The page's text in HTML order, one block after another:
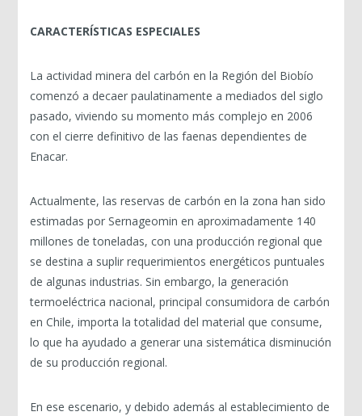
CARACTERÍSTICAS ESPECIALES
La actividad minera del carbón en la Región del Biobío
comenzó a decaer paulatinamente a mediados del siglo
pasado, viviendo su momento más complejo en 2006
con el cierre definitivo de las faenas dependientes de
Enacar.
Actualmente, las reservas de carbón en la zona han sido
estimadas por Sernageomin en aproximadamente 140
millones de toneladas, con una producción regional que
se destina a suplir requerimientos energéticos puntuales
de algunas industrias. Sin embargo, la generación
termoeléctrica nacional, principal consumidora de carbón
en Chile, importa la totalidad del material que consume,
lo que ha ayudado a generar una sistemática disminución
de su producción regional.
En ese escenario, y debido además al establecimiento de